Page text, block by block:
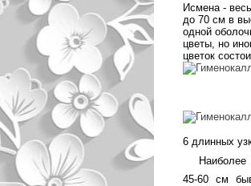
Исмена -
до 70 см в
одной
цветы, но
цветок
6 длинных
Наиболее
45-60 см